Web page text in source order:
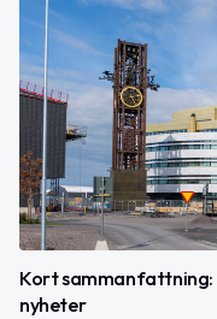
Kort sammanfattning:
nyheter